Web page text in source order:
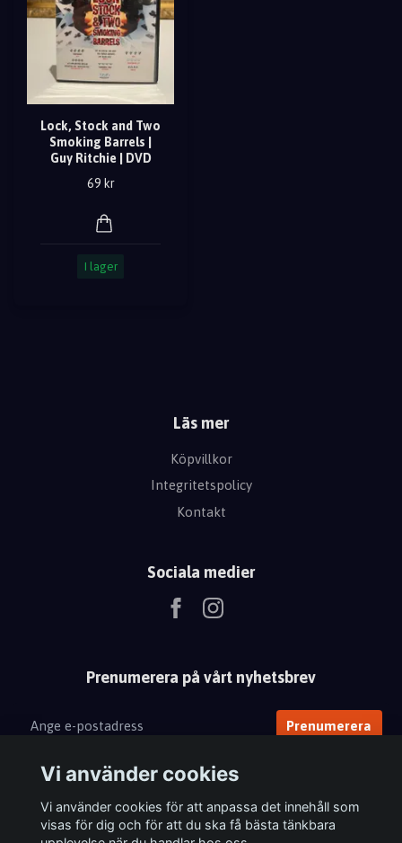
Lock, Stock and Two
Smoking Barrels |
Guy Ritchie | DVD
69 kr
I lager
Läs mer
Köpvillkor
Integritetspolicy
Kontakt
Sociala medier
Prenumerera på vårt nyhetsbrev
Prenumerera
Vi använder cookies
Vi använder cookies för att anpassa det innehåll som
visas för dig och för att du ska få bästa tänkbara